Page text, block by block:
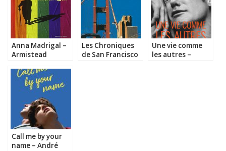
Anna Madrigal –
Armistead
Les Chroniques
de San Francisco
Une vie comme
les autres –
Call me by your
name – André